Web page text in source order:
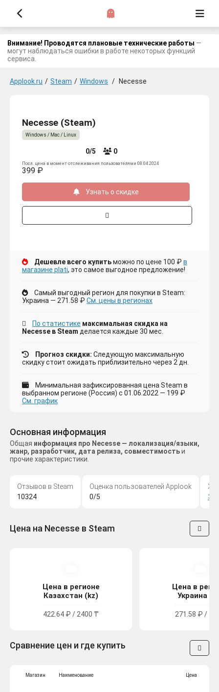
Внимание! Проводятся плановые технические работы —
могут наблюдаться ошибки в работе некоторых функций
сервиса.
Applook.ru / Steam / Windows / Necesse
Necesse (Steam)
Windows / Mac / Linux
0/5 0
Посл. цена в момент отслеживания пользователями 08.04.2024
399 ₽
Узнать о скидке
Дешевле всего купитьможно по цене 100 ₽ в
магазине plati, это самое выгодное предложение!
Самый выгодный регион для покупки в Steam:
Украина — 271.58 ₽ См. цены в регионах
По статистике максимальная скидка на
Necesse в Steam делается каждые 30 мес.
Прогноз скидки: Следующую максимальную
скидку стоит ожидать приблизительно через 2 дн.
Минимальная зафиксированная цена Steam в
выбранном регионе (Россия) с 01.06.2022 — 199 ₽
См. график
Основная информация
Общая информация про Necesse — локализация/языки,
жанр, разработчик, дата релиза, совместимостьи
прочие характеристики.
Отзывов в Steam
10324
Оценка пользователей Applook
0/5
Цена на Necesse в Steam
Цена в регионе
Казахстан (kz)
422.64 ₽ / 2400 ₸
Цена в
Украина
271.58 ₽ /
Сравнение цен и где купить
Магазин Наименование Цена